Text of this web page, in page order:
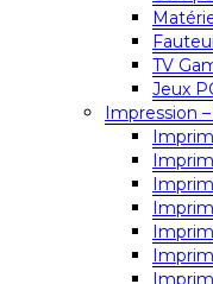
TV
Jeux
Impression